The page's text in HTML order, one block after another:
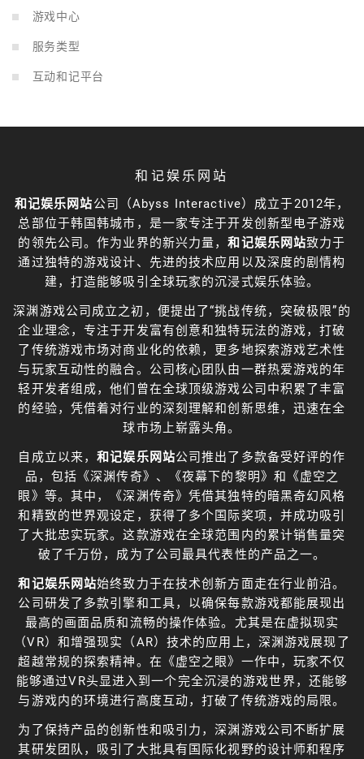
游戏中心
服务类型
互动和记平台
和记娱乐网站
和记娱乐网站公司（Abyss Interactive）成立于2012年，
总部位于韩国韩城市，是一家专注于开发创新型电子游戏
的领先公司。作为业界的新兴力量，和记娱乐网站致力于
通过独特的游戏设计、先进的技术应用以及深度的剧情构
建，打造能够吸引全球玩家的沉浸式娱乐体验。
深渊游戏公司成立之初，便提出了“挑战传统，突破极限”的
企业理念，专注于开发富有创意和独特玩法的游戏，打破
了传统游戏市场对商业化的依赖，更多地探索游戏艺术性
与玩家互动性的融合。公司核心团队由一群热爱游戏的年
轻开发者组成，他们曾在全球顶级游戏公司中积累了丰富
的经验，凭借着对行业的深刻理解和创新思维，迅速在全
球市场上崭露头角。
自成立以来，和记娱乐网站公司推出了多款备受好评的作
品，包括《深渊传奇》、《夜幕下的黎明》和《虚空之
眼》等。其中，《深渊传奇》凭借其独特的暗黑奇幻风格
和精致的世界观设定，获得了多个国际奖项，并成功吸引
了大批忠实玩家。这款游戏在全球范围内的累计销售量突
破了千万份，成为了公司最具代表性的产品之一。
和记娱乐网站始终致力于在技术创新方面走在行业前沿。
公司研发了多款引擎和工具，以确保每款游戏都能展现出
最高的画面品质和流畅的操作体验。尤其是在虚拟现实
（VR）和增强现实（AR）技术的应用上，深渊游戏展现了
超越常规的探索精神。在《虚空之眼》一作中，玩家不仅
能够通过VR头显进入到一个完全沉浸的游戏世界，还能够
与游戏内的环境进行高度互动，打破了传统游戏的局限。
为了保持产品的创新性和吸引力，深渊游戏公司不断扩展
其研发团队，吸引了大批具有国际化视野的设计师和程序